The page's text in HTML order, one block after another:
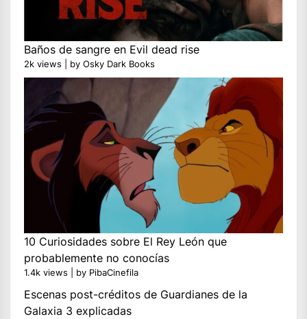
Baños de sangre en Evil dead rise
2k views by Osky Dark Books
10 Curiosidades sobre El Rey León que
probablemente no conocías
1.4k views by PibaCinefila
Escenas post-créditos de Guardianes de la
Galaxia 3 explicadas